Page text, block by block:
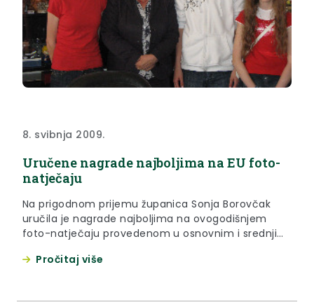
8. svibnja 2009.
Uručene nagrade najboljima na EU foto-
natječaju
Na prigodnom prijemu županica Sonja Borovčak
uručila je nagrade najboljima na ovogodišnjem
foto-natječaju provedenom u osnovnim i srednjim
Pročitaj više